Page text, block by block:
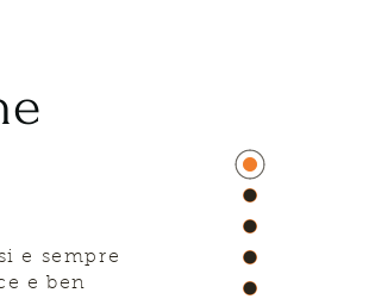
e sempre
e ben